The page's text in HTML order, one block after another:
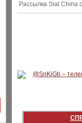
Рассылка Sial China